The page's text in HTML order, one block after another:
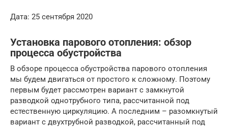
Дата: 25 сентября 2020
Установка парового отопления: обзор
процесса обустройства
В обзоре процесса обустройства парового отопления
мы будем двигаться от простого к сложному. Поэтому
первым будет рассмотрен вариант с замкнутой
разводкой однотрубного типа, рассчитанной под
естественную циркуляцию. А последним – разомкнутый
вариант с двухтрубной разводкой, рассчитанный под